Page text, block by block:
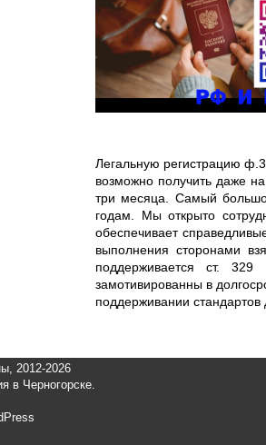
Легальную регистрацию
возможно получить даже
три месяца. Самый
годам. Мы открыто
обеспечивает
выполнения сторонами
поддерживается ст.
замотивированны в
поддерживании
2012-2026
в Черногорске.